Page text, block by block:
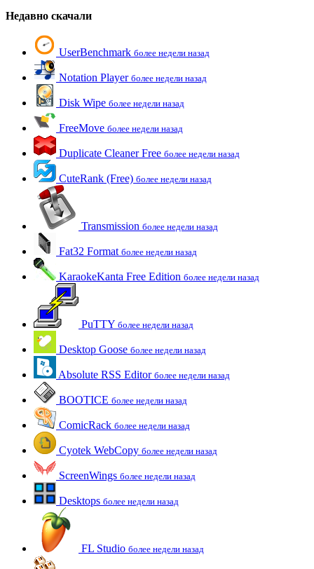
Недавно скачали
UserBenchmark более недели назад
Notation Player более недели назад
Disk Wipe более недели назад
FreeMove более недели назад
Duplicate Cleaner Free более недели назад
CuteRank (Free) более недели назад
Transmission более недели назад
Fat32 Format более недели назад
KaraokeKanta Free Edition более недели назад
PuTTY более недели назад
Desktop Goose более недели назад
Absolute RSS Editor более недели назад
BOOTICE более недели назад
ComicRack более недели назад
Cyotek WebCopy более недели назад
ScreenWings более недели назад
Desktops более недели назад
FL Studio более недели назад